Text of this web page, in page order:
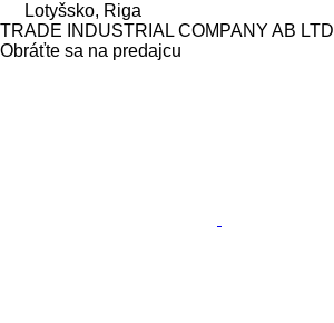
Lotyšsko, Riga
TRADE INDUSTRIAL COMPANY AB LTD
Obráťte sa na predajcu